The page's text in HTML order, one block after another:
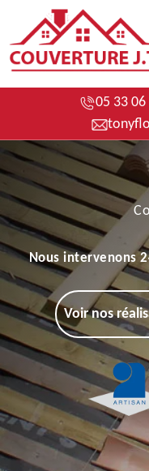
05 33 06
Nous intervenons
Voir nos